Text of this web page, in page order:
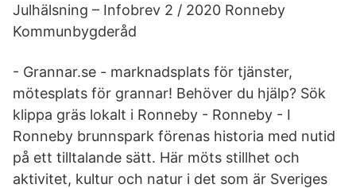
Julhälsning – Infobrev 2 / 2020 Ronneby
Kommunbygderåd
- Grannar.se - marknadsplats för tjänster,
mötesplats för grannar! Behöver du hjälp? Sök
klippa gräs lokalt i Ronneby - Ronneby - I
Ronneby brunnspark förenas historia med nutid
på ett tilltalande sätt. Här möts stillhet och
aktivitet, kultur och natur i det som är Sveriges